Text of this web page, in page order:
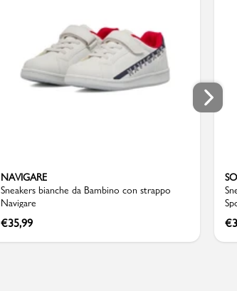
NAVIGARE
Sneakers bianche da Bambino con strappo
Navigare
€35,99 €